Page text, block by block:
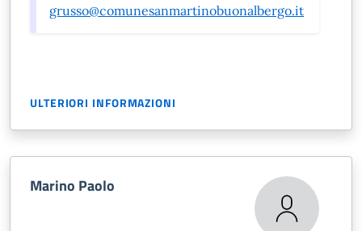
grusso@comunesanmartinobuonalbergo.it
ULTERIORI INFORMAZIONI
Marino Paolo